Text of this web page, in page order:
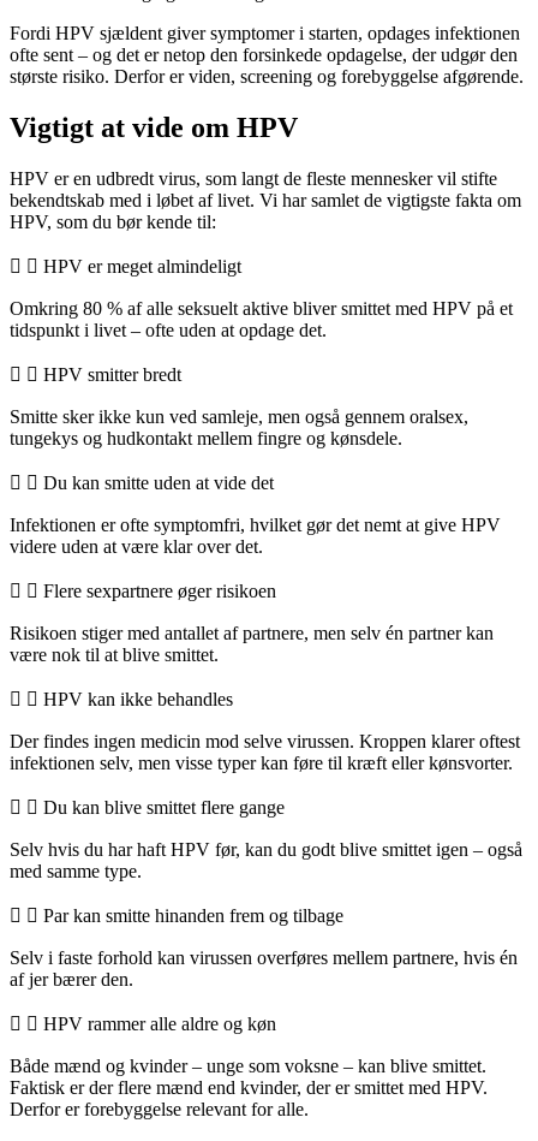
Fordi HPV sjældent giver symptomer i starten, opdages infektionen
ofte sent – og det er netop den forsinkede opdagelse, der udgør den
største risiko. Derfor er viden, screening og forebyggelse afgørende.
Vigtigt at vide om HPV
HPV er en udbredt virus, som langt de fleste mennesker vil stifte
bekendtskab med i løbet af livet. Vi har samlet de vigtigste fakta om
HPV, som du bør kende til:
HPV er meget almindeligt
Omkring 80 % af alle seksuelt aktive bliver smittet med HPV på et
tidspunkt i livet – ofte uden at opdage det.
HPV smitter bredt
Smitte sker ikke kun ved samleje, men også gennem oralsex,
tungekys og hudkontakt mellem fingre og kønsdele.
Du kan smitte uden at vide det
Infektionen er ofte symptomfri, hvilket gør det nemt at give HPV
videre uden at være klar over det.
Flere sexpartnere øger risikoen
Risikoen stiger med antallet af partnere, men selv én partner kan
være nok til at blive smittet.
HPV kan ikke behandles
Der findes ingen medicin mod selve virussen. Kroppen klarer oftest
infektionen selv, men visse typer kan føre til kræft eller kønsvorter.
Du kan blive smittet flere gange
Selv hvis du har haft HPV før, kan du godt blive smittet igen – også
med samme type.
Par kan smitte hinanden frem og tilbage
Selv i faste forhold kan virussen overføres mellem partnere, hvis én
af jer bærer den.
HPV rammer alle aldre og køn
Både mænd og kvinder – unge som voksne – kan blive smittet.
Faktisk er der flere mænd end kvinder, der er smittet med HPV.
Derfor er forebyggelse relevant for alle.